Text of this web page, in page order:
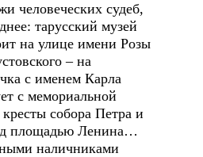
человеческих судеб,
тарусский музей
на улице имени Розы
– на
с именем Карла
с мемориальной
собора Петра и
площадью Ленина…
наличниками